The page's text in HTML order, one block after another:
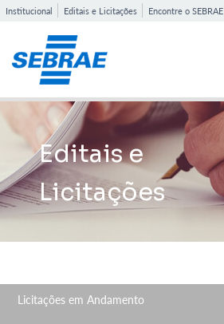
Institucional Editais e Licitações Encontre o SEBRAE
Editais e
Licitações
Licitações em Andamento